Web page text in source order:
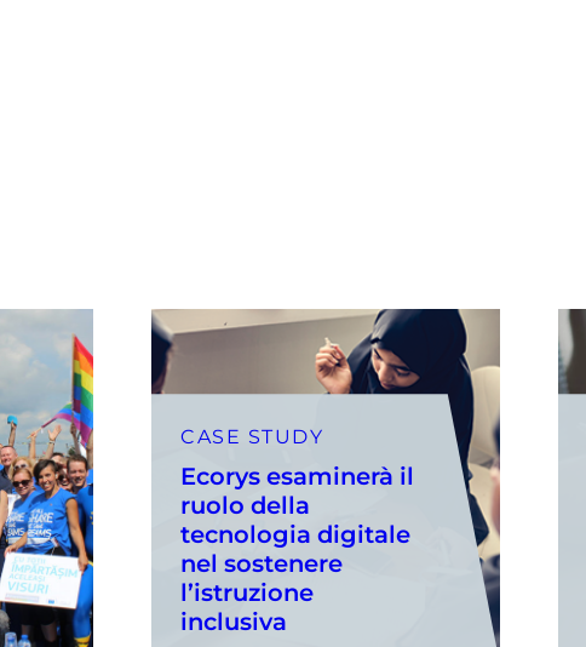
CASE STUDY
Ecorys esaminerà il
ruolo della
tecnologia digitale
nel sostenere
l’istruzione
inclusiva